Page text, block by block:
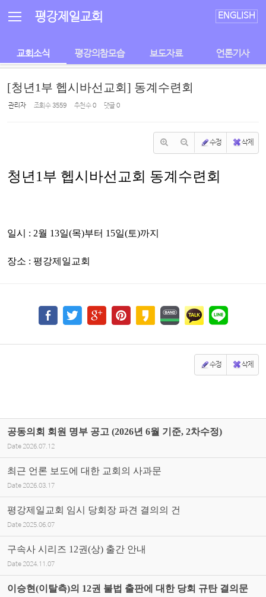
평강제일교회 ENGLISH
교회소식 평강의참모습 보도자료 언론기사
[청년1부 헵시바선교회] 동계수련회
관리자 조회 수3559 추천 수0 댓글0
수정 삭제
청년1부 헵시바선교회 동계수련회
일시 : 2월 13일(목)부터 15일(토)까지
장소 : 평강제일교회
수정 삭제
공동의회 회원 명부 공고 (2026년 6월 기준, 2차수정)
Date 2026.07.12
최근 언론 보도에 대한 교회의 사과문
Date 2026.03.17
평강제일교회 임시 당회장 파견 결의의 건
Date 2025.06.07
구속사 시리즈 12권(상) 출간 안내
Date 2024.11.07
이승현(이탈측)의 12권 불법 출판에 대한 당회 규탄 결의문